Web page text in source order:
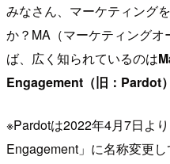
みなさん、マーケティング
か？MA（マーケティングオ
ば、広く知られているのは
Engagement（旧：Pardot）
※Pardotは2022年4月7日よ
Engagement」に名称変更